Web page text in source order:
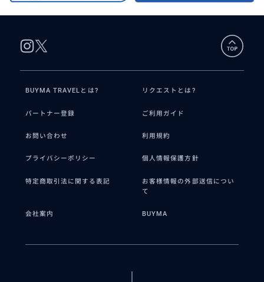
BUYMA TRAVELとは? リクエストとは?
パートナー登録 ご利用ガイド
お問い合わせ 利用規約
プライバシーポリシー 個人情報保護方針
特定商取引法に関する表記
お客様情報の外部送信につい
て
会社案内 BUYMA